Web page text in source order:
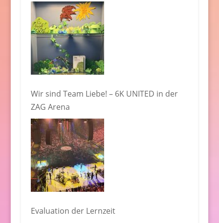
Wir sind Team Liebe! – 6K UNITED in der
ZAG Arena
Evaluation der Lernzeit